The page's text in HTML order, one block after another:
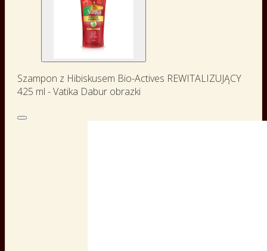
Szampon z Hibiskusem Bio-Actives REWITALIZUJĄCY
425 ml - Vatika Dabur obrazki